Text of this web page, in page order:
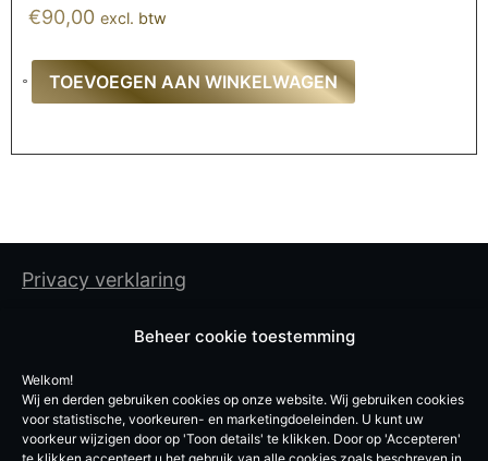
Beheer cookie toestemming
Welkom!
Wij en derden gebruiken cookies op onze website. Wij gebruiken cookies
voor statistische, voorkeuren- en marketingdoeleinden. U kunt uw
voorkeur wijzigen door op 'Toon details' te klikken. Door op 'Accepteren'
€90,00 excl. btw
TOEVOEGEN AAN WINKELWAGEN
Privacy verklaring
Cookiebeleid
Algemene gebruiksvoorwaarden
De Experten BV